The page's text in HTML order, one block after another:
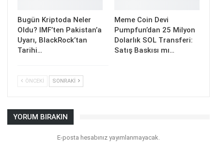
Bugün Kriptoda Neler
Oldu? IMF’ten Pakistan’a
Uyarı, BlackRock’tan
Tarihi…
Meme Coin Devi
Pumpfun’dan 25 Milyon
Dolarlık SOL Transferi:
Satış Baskısı mı…
ÖNCEKI SONRAKI
YORUM BIRAKIN
E-posta hesabınız yayımlanmayacak.